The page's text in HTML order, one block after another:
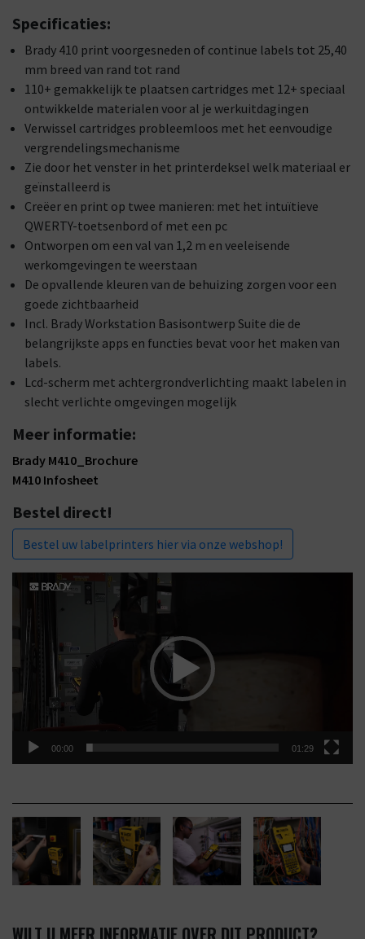
Specificaties:
Brady 410 print voorgesneden of continue labels tot 25,40
mm breed van rand tot rand
110+ gemakkelijk te plaatsen cartridges met 12+ speciaal
ontwikkelde materialen voor al je werkuitdagingen
Verwissel cartridges probleemloos met het eenvoudige
vergrendelingsmechanisme
Zie door het venster in het printerdeksel welk materiaal er
geïnstalleerd is
Creëer en print op twee manieren: met het intuïtieve
QWERTY-toetsenbord of met een pc
Ontworpen om een val van 1,2 m en veeleisende
werkomgevingen te weerstaan
De opvallende kleuren van de behuizing zorgen voor een
goede zichtbaarheid
Incl. Brady Workstation Basisontwerp Suite die de
belangrijkste apps en functies bevat voor het maken van
labels.
Lcd-scherm met achtergrondverlichting maakt labelen in
slecht verlichte omgevingen mogelijk
Meer informatie:
Brady M410_Brochure
M410 Infosheet
Bestel direct!
Bestel uw labelprinters hier via onze webshop!
Videospeler
00:00 01:29
WILT U MEER INFORMATIE OVER DIT PRODUCT?